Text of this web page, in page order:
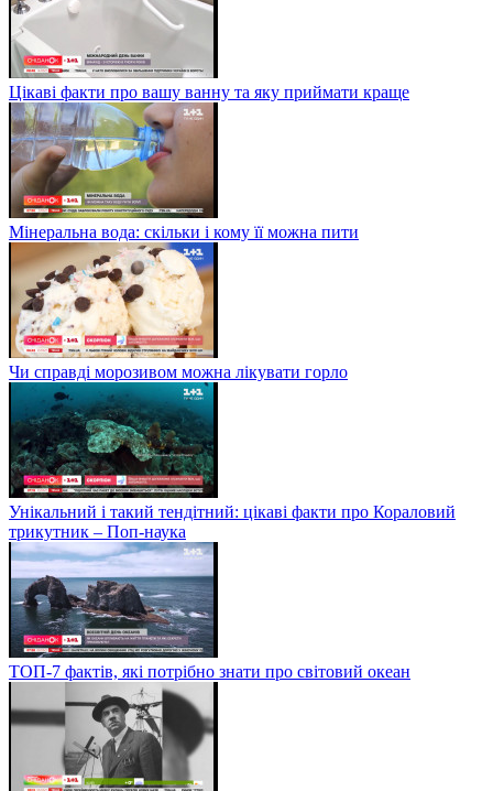
Цікаві факти про вашу ванну та яку приймати краще
Мінеральна вода: скільки і кому її можна пити
Чи справді морозивом можна лікувати горло
Унікальний і такий тендітний: цікаві факти про Кораловий
трикутник – Поп-наука
ТОП-7 фактів, які потрібно знати про світовий океан